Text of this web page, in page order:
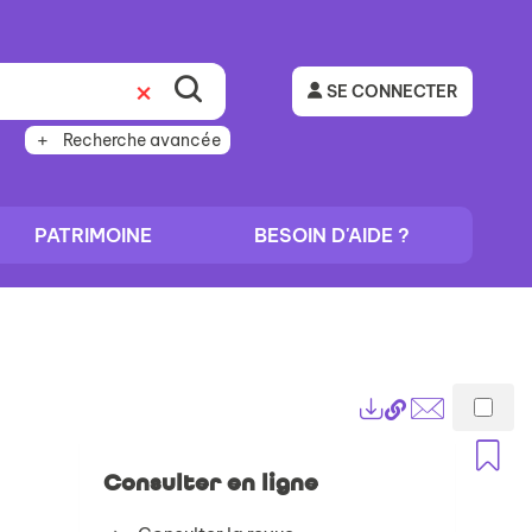
Recherche avancée
SE CONNECTER
PATRIMOINE BESOIN D'AIDE ?
Lien
permanent
(Nouvelle
Envoyer
Consulter en ligne